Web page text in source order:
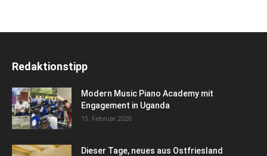
Redaktionstipp
Modern Music Piano Academy mit
Engagement in Uganda
15. Februar 2026
Dieser Tage, neues aus Ostfriesland